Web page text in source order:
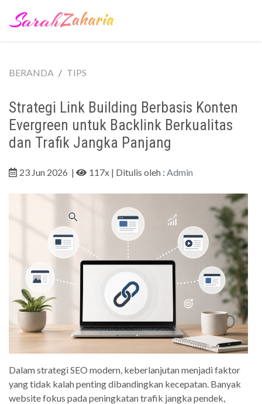
BERANDA TIPS
Strategi Link Building Berbasis Konten
Evergreen untuk Backlink Berkualitas
dan Trafik Jangka Panjang
23 Jun 2026 | 117x | Ditulis oleh : Admin
Dalam strategi SEO modern, keberlanjutan menjadi faktor
yang tidak kalah penting dibandingkan kecepatan. Banyak
website fokus pada peningkatan trafik jangka pendek,